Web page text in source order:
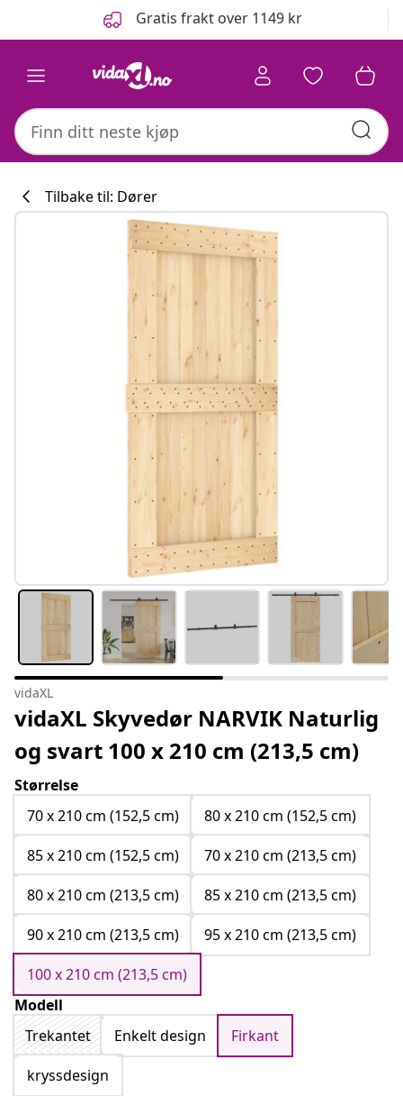
Gratis frakt over 1149 kr
Tilbake til: Dører
vidaXL
vidaXL Skyvedør NARVIK Naturlig
og svart 100 x 210 cm (213,5 cm)
Størrelse
70 x 210 cm (152,5 cm)
80 x 210 cm (152,5 cm)
85 x 210 cm (152,5 cm)
70 x 210 cm (213,5 cm)
80 x 210 cm (213,5 cm)
85 x 210 cm (213,5 cm)
90 x 210 cm (213,5 cm)
95 x 210 cm (213,5 cm)
100 x 210 cm (213,5 cm)
Modell
Trekantet
Enkelt design
Firkant
kryssdesign